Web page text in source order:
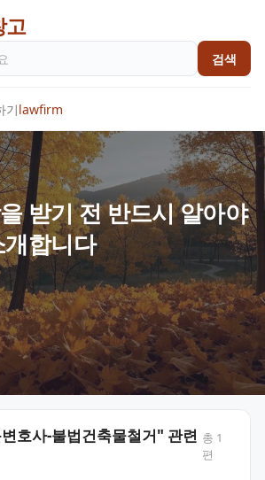
고
검색
기lawfirm
받기 전 반드시 알아야
합니다
호사-불법건축물철거" 관련 총 1
편